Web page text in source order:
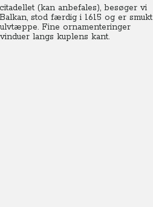
(kan anbefales), besøger vi
stod færdig i 1615 og er smukt
Fine ornamenteringer
langs kuplens kant.